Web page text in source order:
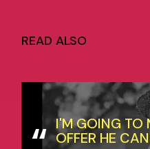
READ ALSO
I'M GOING TO
OFFER HE